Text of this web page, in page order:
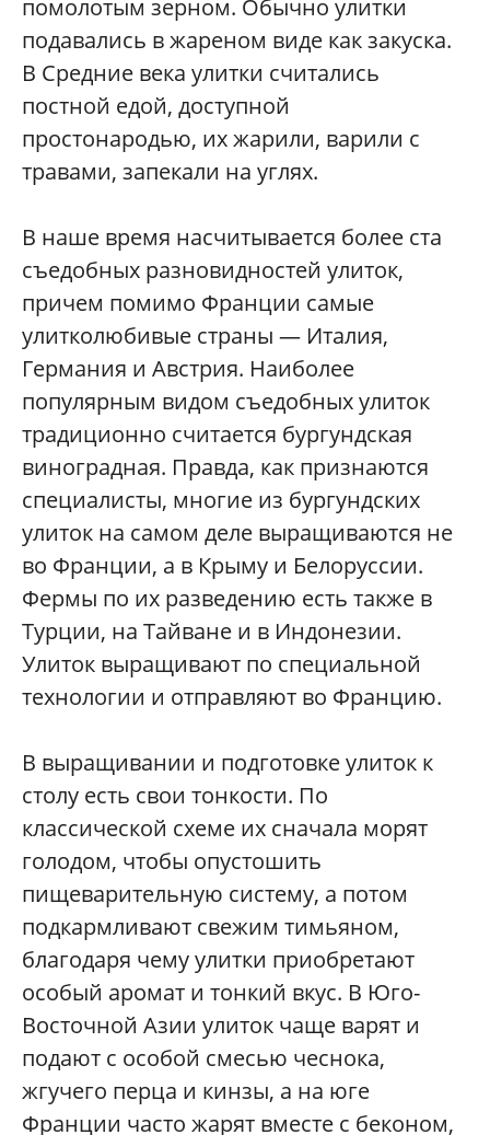
помолотым зерном. Обычно улитки
подавались в жареном виде как закуска.
В Средние века улитки считались
постной едой, доступной
простонародью, их жарили, варили с
травами, запекали на углях.
В наше время насчитывается более ста
съедобных разновидностей улиток,
причем помимо Франции самые
улитколюбивые страны — Италия,
Германия и Австрия. Наиболее
популярным видом съедобных улиток
традиционно считается бургундская
виноградная. Правда, как признаются
специалисты, многие из бургундских
улиток на самом деле выращиваются не
во Франции, а в Крыму и Белоруссии.
Фермы по их разведению есть также в
Турции, на Тайване и в Индонезии.
Улиток выращивают по специальной
технологии и отправляют во Францию.
В выращивании и подготовке улиток к
столу есть свои тонкости. По
классической схеме их сначала морят
голодом, чтобы опустошить
пищеварительную систему, а потом
подкармливают свежим тимьяном,
благодаря чему улитки приобретают
особый аромат и тонкий вкус. В Юго-
Восточной Азии улиток чаще варят и
подают с особой смесью чеснока,
жгучего перца и кинзы, а на юге
Франции часто жарят вместе с беконом,